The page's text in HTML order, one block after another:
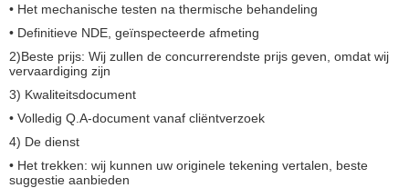
• Het mechanische testen na thermische behandeling
• Definitieve NDE, geïnspecteerde afmeting
2)Beste prijs: Wij zullen de concurrerendste prijs geven, omdat wij
vervaardiging zijn
3) Kwaliteitsdocument
• Volledig Q.A-document vanaf cliëntverzoek
4) De dienst
• Het trekken: wij kunnen uw originele tekening vertalen, beste
suggestie aanbieden